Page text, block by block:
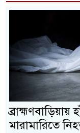
ব্রাহ্মণবাড়িয়ায়
মারামারিতে